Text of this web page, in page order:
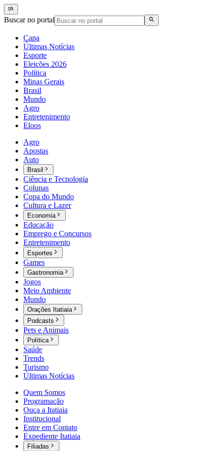
Buscar no portal
Capa
Últimas Notícias
Esporte
Eleições 2026
Política
Minas Gerais
Brasil
Mundo
Agro
Entretenimento
Eloos
Agro
Apostas
Auto
Brasil
Ciência e Tecnologia
Colunas
Copa do Mundo
Cultura e Lazer
Economia
Educação
Emprego e Concursos
Entretenimento
Esportes
Games
Gastronomia
Jogos
Meio Ambiente
Mundo
Orações Itatiaia
Podcasts
Pets e Animais
Política
Saúde
Trends
Turismo
Últimas Notícias
Quem Somos
Programação
Ouça a Itatiaia
Institucional
Entre em Contato
Expediente Itatiaia
Filiadas